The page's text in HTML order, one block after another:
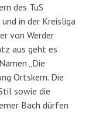
des TuS
in der Kreisliga
von Werder
aus geht es
„Die
Ortskern. Die
sowie die
Bach dürfen